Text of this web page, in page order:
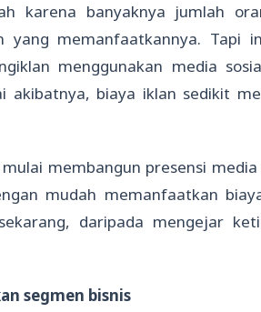
karena banyaknya jumlah
yang memanfaatkannya. Tapi
menggunakan media
akibatnya, biaya iklan sedikit
membangun presensi
mudah memanfaatkan
daripada mengejar
segmen bisnis